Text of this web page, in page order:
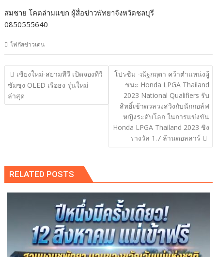
สมชาย โคตล่ามแขก ผู้สื่อข่าวพัทยาจังหวัดชลบุรี
0850555640
โฟกัสข่าวเด่น
แนะแนว
เรื่อง
เชียงใหม่-สยามทีวี เปิดจองทีวี
ซัมซุง OLED เรือธง รุ่นใหม่
ล่าสุด
โปรซิม -ณัฐกฤตา คว้าตำแหน่งผู้
ชนะ Honda LPGA Thailand
2023 National Qualifiers รับ
สิทธิ์เข้าดวลวงสวิงกับนักกอล์ฟ
หญิงระดับโลก ในการแข่งขัน
Honda LPGA Thailand 2023 ชิง
รางวัล 1.7 ล้านดอลลาร์
RELATED POSTS